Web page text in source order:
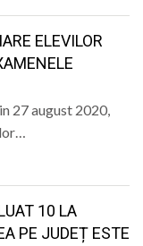
ELEVILOR
27 august 2020,
10 LA
PE JUDEȚ ESTE